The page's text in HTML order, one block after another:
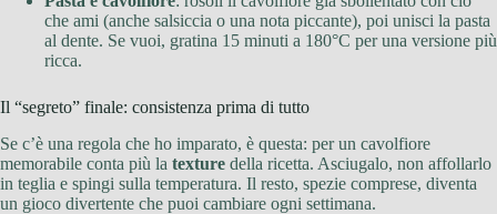
che ami (anche salsiccia o una nota piccante), poi unisci la pasta
al dente. Se vuoi, gratina 15 minuti a 180°C per una versione più
ricca.
Il “segreto” finale: consistenza prima di tutto
Se c’è una regola che ho imparato, è questa: per un cavolfiore
memorabile conta più la texture della ricetta. Asciugalo, non affollarlo
in teglia e spingi sulla temperatura. Il resto, spezie comprese, diventa
un gioco divertente che puoi cambiare ogni settimana.